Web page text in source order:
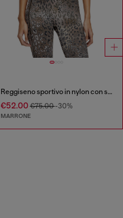
Reggiseno sportivo in nylon con stampa leopardata
€52.00€75.00-30%
MARRONE